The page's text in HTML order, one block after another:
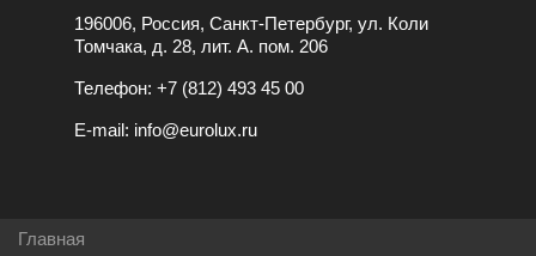
196006, Россия, Санкт-Петербург, ул. Коли
Томчака, д. 28, лит. А. пом. 206
Телефон: +7 (812) 493 45 00
E-mail: info@eurolux.ru
Главная